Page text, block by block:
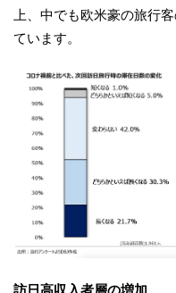
上、中でも欧米豪の旅行
ています。
訪日高収入者層の増加